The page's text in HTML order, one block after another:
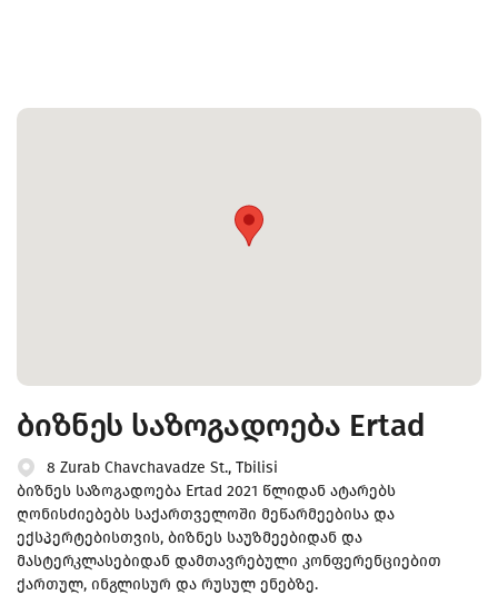
ბიზნეს საზოგადოება Ertad
8 Zurab Chavchavadze St., Tbilisi
ბიზნეს საზოგადოება Ertad 2021 წლიდან ატარებს
ღონისძიებებს საქართველოში მეწარმეებისა და
ექსპერტებისთვის, ბიზნეს საუზმეებიდან და
მასტერკლასებიდან დამთავრებული კონფერენციებით
ქართულ, ინგლისურ და რუსულ ენებზე.